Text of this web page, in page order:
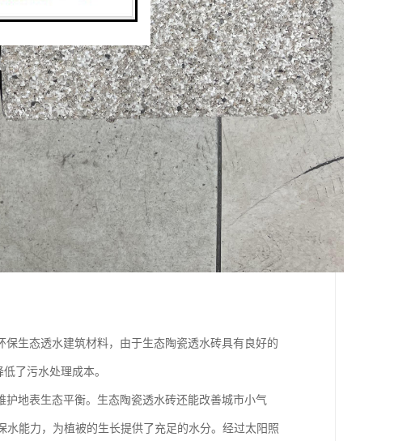
生态透水建筑材料，由于生态陶瓷透水砖具有良好的
了污水处理成本。
地表生态平衡。生态陶瓷透水砖还能改善城市小气
能力，为植被的生长提供了充足的水分。经过太阳照